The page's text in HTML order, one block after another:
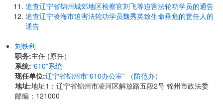
追查辽宁省锦州城郊地区检察官刘飞等迫害法轮功学员的通告
追查辽宁凌海市迫害法轮功学员魏秀英致生命垂危的责任人的
通告
刘铁利
职务:主任 (原任）
系统:“610”系统
现任单位:辽宁省锦州市“610办公室” （防范办）
地址:地址1：辽宁省锦州市凌河区解放路五段2号 锦州市政法委
邮编：121000